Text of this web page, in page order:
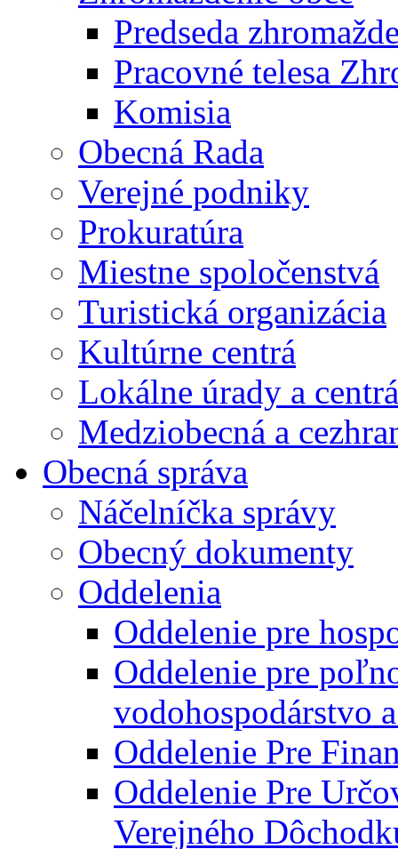
Predseda
Pracovné telesa
Komisia
Obecná Rada
Verejné podniky
Prokuratúra
Miestne spoločenstvá
Turistická organizácia
Kultúrne centrá
Lokálne úrady a centrá
Medziobecná a
Obecná správa
Náčelníčka správy
Obecný dokumenty
Oddelenia
Oddelenie pre
Oddelenie pre
vodohospodárstvo
Oddelenie Pre
Oddelenie Pre
Verejného